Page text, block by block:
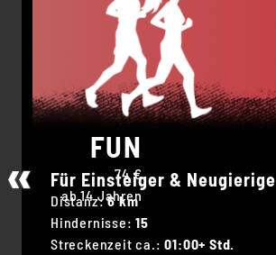
FUN
74 €
ab 14 Jahren
Für Einsteiger & Neugierige
Distanz:6 km
Hindernisse:15
Streckenzeit ca.:01:00+ Std.